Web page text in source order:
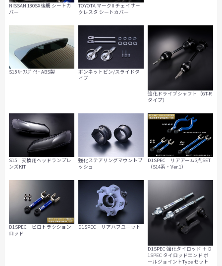
NISSAN 180SX後期 シートカ
バー
TOYOTA マークII チェイサー
クレスタ シートカバー
S15 ﾙｰﾌｽﾎﾟｲﾗｰ ABS製
ボンネットピン/スライドタ
イプ
強化ドライブシャフト（GT-R
タイプ）
S15 交換用ヘッドランプレ
ンズKIT
強化ステアリングマウントブ
ッシュ
D1SPEC リアアーム3点SET
（S14系・Ver.1）
D1SPEC ピロトラクション
ロッド
D1SPEC リアハブユニット
D1SPEC 強化タイロッド ＋ D
1SPEC タイロッドエンド ボ
ールジョイントType セット